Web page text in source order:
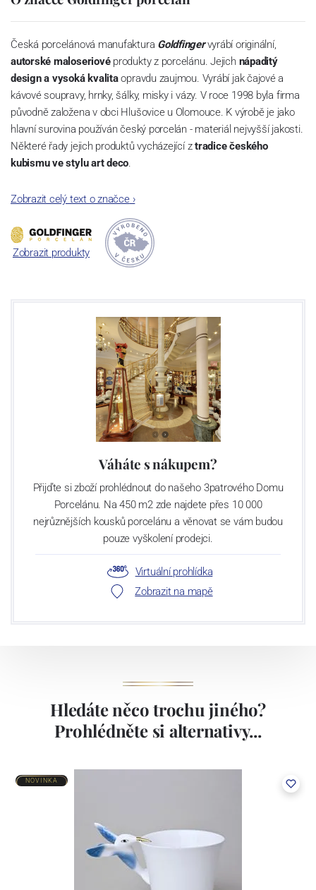
Česká porcelánová manufaktura Goldfingervyrábí originální,
autorské maloseriovéprodukty z porcelánu. Jejich nápaditý
design a vysoká kvalitaopravdu zaujmou. Vyrábí jak čajové a
kávové soupravy, hrnky, šálky, misky i vázy. V roce 1998 byla firma
původně založena v obci Hlušovice u Olomouce. K výrobě je jako
hlavní surovina používán český porcelán - materiál nejvyšší jakosti.
Některé řady jejich produktů vycházející ztradice českého
kubismu ve stylu art deco.
Zobrazit celý text o značce›
Zobrazit produkty
Váháte s nákupem?
Přijďte si zboží prohlédnout do našeho 3patrového Domu
Porcelánu. Na 450 m2 zde najdete přes 10 000
nejrůznějších kousků porcelánu a věnovat se vám budou
pouze vyškolení prodejci.
Virtuální prohlídka
Zobrazit na mapě
Hledáte něco trochu jiného?
Prohlédněte si alternativy...
NOVINKA